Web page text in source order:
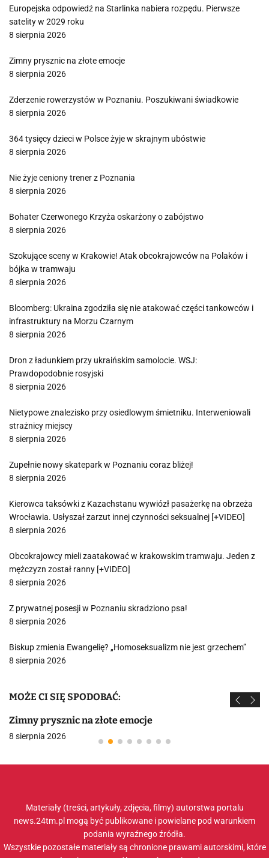
Europejska odpowiedź na Starlinka nabiera rozpędu. Pierwsze
satelity w 2029 roku
8 sierpnia 2026
Zimny prysznic na złote emocje
8 sierpnia 2026
Zderzenie rowerzystów w Poznaniu. Poszukiwani świadkowie
8 sierpnia 2026
364 tysięcy dzieci w Polsce żyje w skrajnym ubóstwie
8 sierpnia 2026
Nie żyje ceniony trener z Poznania
8 sierpnia 2026
Bohater Czerwonego Krzyża oskarżony o zabójstwo
8 sierpnia 2026
Szokujące sceny w Krakowie! Atak obcokrajowców na Polaków i
bójka w tramwaju
8 sierpnia 2026
Bloomberg: Ukraina zgodziła się nie atakować części tankowców i
infrastruktury na Morzu Czarnym
8 sierpnia 2026
Dron z ładunkiem przy ukraińskim samolocie. WSJ:
Prawdopodobnie rosyjski
8 sierpnia 2026
Nietypowe znalezisko przy osiedlowym śmietniku. Interweniowali
strażnicy miejscy
8 sierpnia 2026
Zupełnie nowy skatepark w Poznaniu coraz bliżej!
8 sierpnia 2026
Kierowca taksówki z Kazachstanu wywiózł pasażerkę na obrzeża
Wrocławia. Usłyszał zarzut innej czynności seksualnej [+VIDEO]
8 sierpnia 2026
Obcokrajowcy mieli zaatakować w krakowskim tramwaju. Jeden z
mężczyzn został ranny [+VIDEO]
8 sierpnia 2026
Z prywatnej posesji w Poznaniu skradziono psa!
8 sierpnia 2026
Biskup zmienia Ewangelię? „Homoseksualizm nie jest grzechem”
8 sierpnia 2026
MOŻE CI SIĘ SPODOBAĆ:
Zimny prysznic na złote emocje
8 sierpnia 2026
Materiały (treści, artykuły, zdjęcia, filmy) autorstwa portalu
news.24tm.pl mogą być publikowane i powielane pod warunkiem
podania wyraźnego źródła.
Wszystkie pozostałe materiały są chronione prawami autorskimi, które